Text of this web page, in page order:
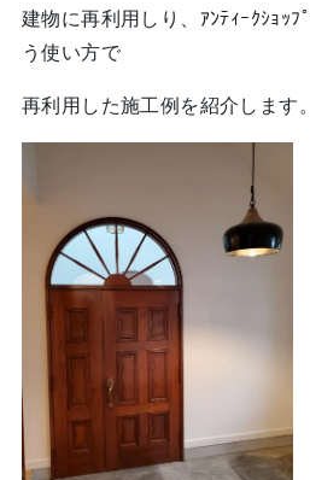
建物に再利用しり、ｱﾝﾃｨｰｸｼｮｯ
う使い方で
再利用した施工例を紹介します